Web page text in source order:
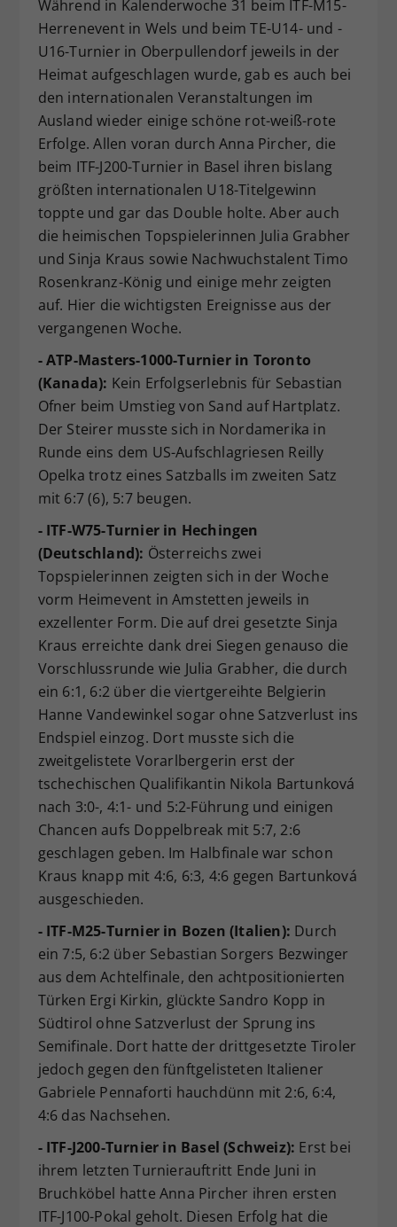
Während in Kalenderwoche 31 beim ITF-M15-
Herrenevent in Wels und beim TE-U14- und -
U16-Turnier in Oberpullendorf jeweils in der
Heimat aufgeschlagen wurde, gab es auch bei
den internationalen Veranstaltungen im
Ausland wieder einige schöne rot-weiß-rote
Erfolge. Allen voran durch Anna Pircher, die
beim ITF-J200-Turnier in Basel ihren bislang
größten internationalen U18-Titelgewinn
toppte und gar das Double holte. Aber auch
die heimischen Topspielerinnen Julia Grabher
und Sinja Kraus sowie Nachwuchstalent Timo
Rosenkranz-König und einige mehr zeigten
auf. Hier die wichtigsten Ereignisse aus der
vergangenen Woche.
- ATP-Masters-1000-Turnier in Toronto
(Kanada): Kein Erfolgserlebnis für Sebastian
Ofner beim Umstieg von Sand auf Hartplatz.
Der Steirer musste sich in Nordamerika in
Runde eins dem US-Aufschlagriesen Reilly
Opelka trotz eines Satzballs im zweiten Satz
mit 6:7 (6), 5:7 beugen.
- ITF-W75-Turnier in Hechingen
(Deutschland): Österreichs zwei
Topspielerinnen zeigten sich in der Woche
vorm Heimevent in Amstetten jeweils in
exzellenter Form. Die auf drei gesetzte Sinja
Kraus erreichte dank drei Siegen genauso die
Vorschlussrunde wie Julia Grabher, die durch
ein 6:1, 6:2 über die viertgereihte Belgierin
Hanne Vandewinkel sogar ohne Satzverlust ins
Endspiel einzog. Dort musste sich die
zweitgelistete Vorarlbergerin erst der
tschechischen Qualifikantin Nikola Bartunková
nach 3:0-, 4:1- und 5:2-Führung und einigen
Chancen aufs Doppelbreak mit 5:7, 2:6
geschlagen geben. Im Halbfinale war schon
Kraus knapp mit 4:6, 6:3, 4:6 gegen Bartunková
ausgeschieden.
- ITF-M25-Turnier in Bozen (Italien): Durch
ein 7:5, 6:2 über Sebastian Sorgers Bezwinger
aus dem Achtelfinale, den achtpositionierten
Türken Ergi Kirkin, glückte Sandro Kopp in
Südtirol ohne Satzverlust der Sprung ins
Semifinale. Dort hatte der drittgesetzte Tiroler
jedoch gegen den fünftgelisteten Italiener
Gabriele Pennaforti hauchdünn mit 2:6, 6:4,
4:6 das Nachsehen.
- ITF-J200-Turnier in Basel (Schweiz): Erst bei
ihrem letzten Turnierauftritt Ende Juni in
Bruchköbel hatte Anna Pircher ihren ersten
ITF-J100-Pokal geholt. Diesen Erfolg hat die
Zweck
Dieser Wert speichert Ihre Consent-
zufällig generierte ID, für die
historische Speicherung Ihrer
vorgenommen Einstellungen, falls der
Webseiten-Betreiber dies eingestellt
hat.